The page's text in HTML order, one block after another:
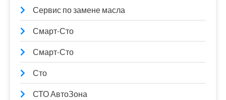
Сервис по замене масла
Смарт-Сто
Смарт-Сто
Сто
СТО АвтоЗона